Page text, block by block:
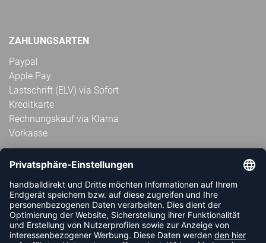
ZAHLUNGSARTEN
Paypal
Apple Pay
Lastschrift (ELV) via Sofort
Kreditkarte
Rechnungskauf via Klarna
Vorkasse
ABONNIERE JETZT DEN KOSTENLOSEN
HANDBALLDIREKT-NEWSLETTER UND VERPASSE KEINE
NEUIGKEIT ODER AKTION MEHR.
JETZT ANMELDEN